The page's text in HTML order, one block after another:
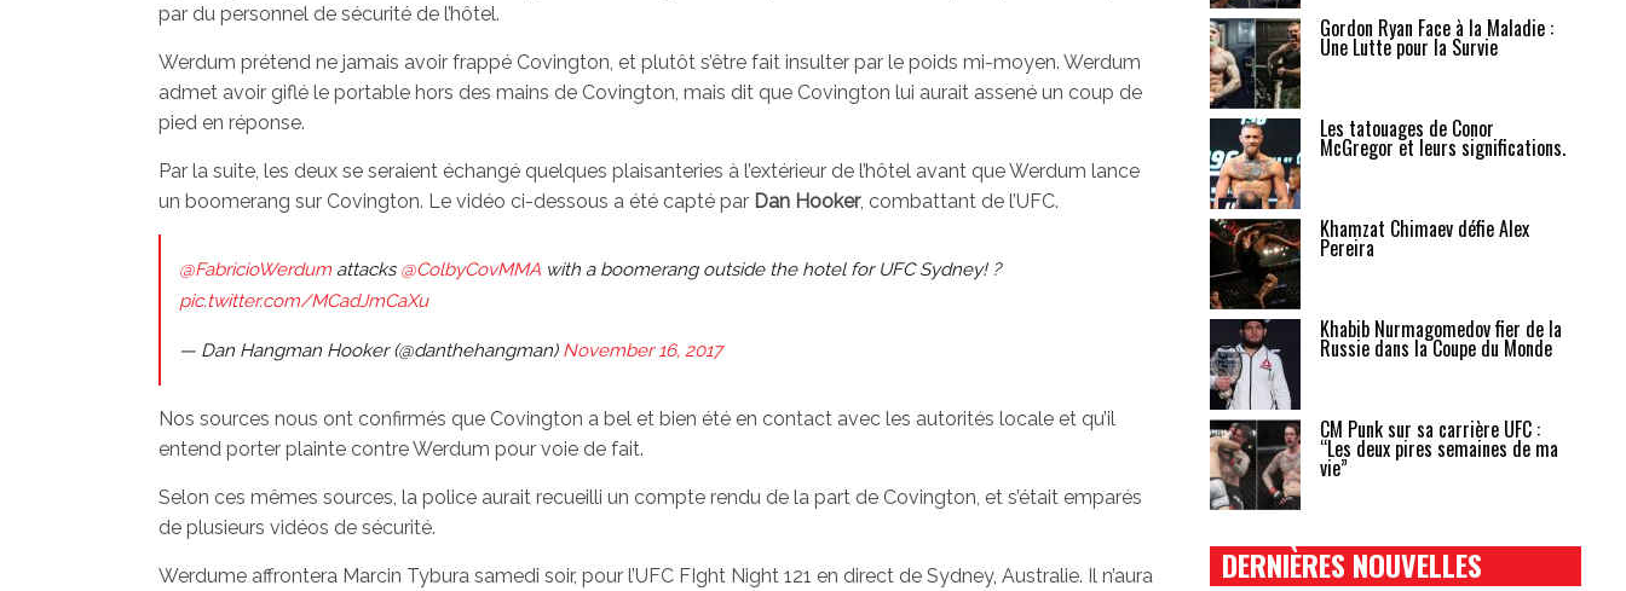
par du personnel de sécurité de l’hôtel.
Werdum prétend ne jamais avoir frappé Covington, et plutôt s’être fait insulter par le poids mi-moyen. Werdum
admet avoir giflé le portable hors des mains de Covington, mais dit que Covington lui aurait assené un coup de
pied en réponse.
Par la suite, les deux se seraient échangé quelques plaisanteries à l’extérieur de l’hôtel avant que Werdum lance
un boomerang sur Covington. Le vidéo ci-dessous a été capté par Dan Hooker, combattant de l’UFC.
@FabricioWerdum attacks @ColbyCovMMA with a boomerang outside the hotel for UFC Sydney! ?
pic.twitter.com/MCadJmCaXu
— Dan Hangman Hooker (@danthehangman) November 16, 2017
Nos sources nous ont confirmés que Covington a bel et bien été en contact avec les autorités locale et qu’il
entend porter plainte contre Werdum pour voie de fait.
Selon ces mêmes sources, la police aurait recueilli un compte rendu de la part de Covington, et s’était emparés
de plusieurs vidéos de sécurité.
Werdume affrontera Marcin Tybura samedi soir, pour l’UFC FIght Night 121 en direct de Sydney, Australie. Il n’aura
Gordon Ryan Face à la Maladie :
Une Lutte pour la Survie
Les tatouages de Conor
McGregor et leurs significations.
Khamzat Chimaev défie Alex
Pereira
Khabib Nurmagomedov fier de la
Russie dans la Coupe du Monde
CM Punk sur sa carrière UFC :
“Les deux pires semaines de ma
vie”
DERNIÈRES NOUVELLES